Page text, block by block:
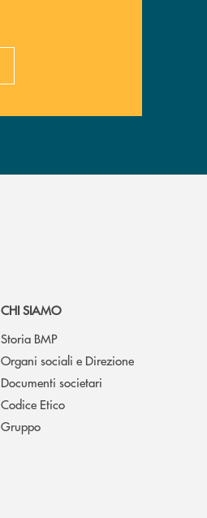
CHI SIAMO
Storia BMP
Organi sociali e Direzione
Documenti societari
Codice Etico
Gruppo